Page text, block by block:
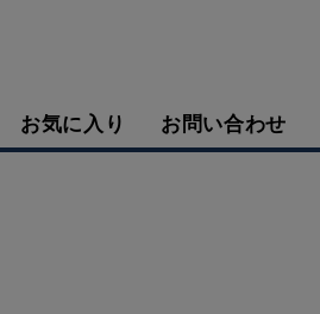
お気に入り お問い合わせ